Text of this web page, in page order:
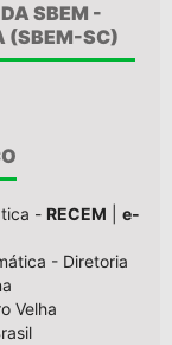
SBEM -
(SBEM-SC)
- RECEM
e-
- Diretoria
Velha